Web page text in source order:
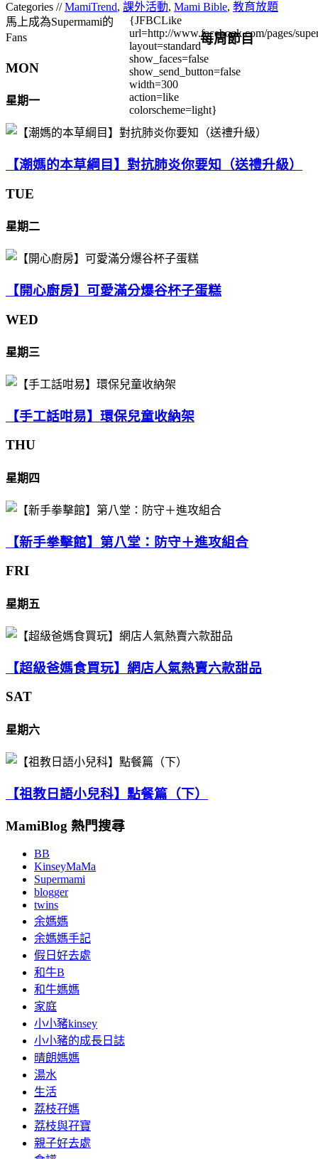
Categories //MamiTrend, 課外活動, Mami Bible, 教育放題
馬上成為Supermami的
Fans
{JFBCLike
url=http://www.facebook.com/pages/
layout=standard
show_faces=false
show_send_button=false
width=300
action=like
colorscheme=light}
每周節目
MON
星期一
【潮媽的本草綱目】對抗肺炎你要知（送禮升級）
TUE
星期二
【開心廚房】可愛滿分爆谷杯子蛋糕
WED
星期三
【手工話咁易】環保兒童收納架
THU
星期四
【新手拳擊館】第八堂：防守＋進攻組合
FRI
星期五
【超級爸媽食買玩】網店人氣熱賣六款甜品
SAT
星期六
【祖教日語小兒科】點餐篇（下）
MamiBlog 熱門搜尋
BB
KinseyMaMa
Supermami
blogger
twins
余媽媽
余媽媽手記
假日好去處
和牛B
和牛媽媽
家庭
小小豬kinsey
小小豬的成長日誌
晴朗媽媽
湯水
生活
荔枝孖媽
荔枝與孖寶
親子好去處